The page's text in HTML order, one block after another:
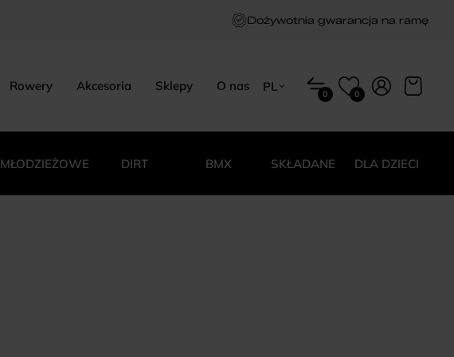
Dożywotnia gwarancja na ramę
Rowery Akcesoria Sklepy O nas
PL
0 0
MŁODZIEŻOWE DIRT BMX SKŁADANE DLA DZIECI